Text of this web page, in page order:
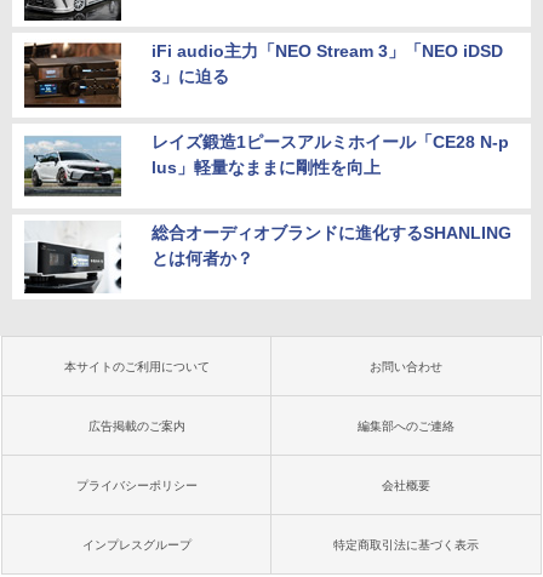
iFi audio主力「NEO Stream 3」「NEO iDSD
3」に迫る
レイズ鍛造1ピースアルミホイール「CE28 N-p
lus」軽量なままに剛性を向上
総合オーディオブランドに進化するSHANLING
とは何者か？
本サイトのご利用について お問い合わせ
広告掲載のご案内 編集部へのご連絡
プライバシーポリシー 会社概要
インプレスグループ 特定商取引法に基づく表示